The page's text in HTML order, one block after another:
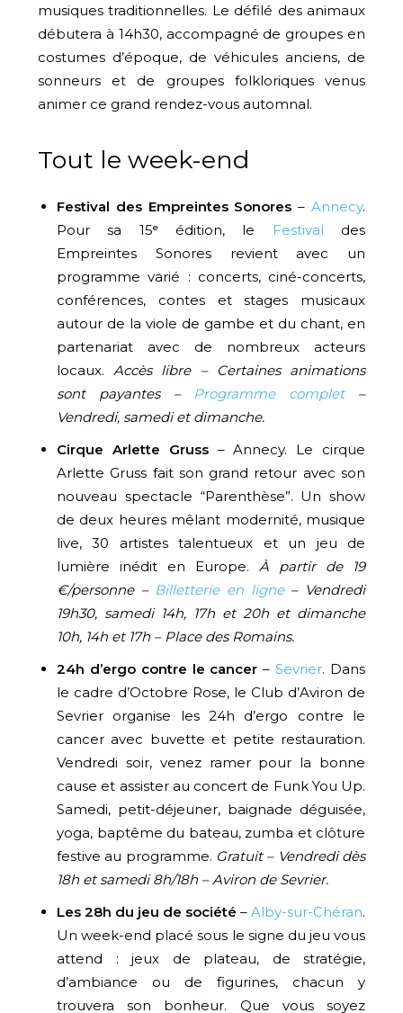
musiques traditionnelles. Le défilé des animaux
débutera à 14h30, accompagné de groupes en
costumes d’époque, de véhicules anciens, de
sonneurs et de groupes folkloriques venus
animer ce grand rendez-vous automnal.
Tout le week-end
Festival des Empreintes Sonores –Annecy.
Pour sa 15ᵉ édition, le
Festival des
Empreintes Sonores revient avec un
programme varié : concerts, ciné-concerts,
conférences, contes et stages musicaux
autour de la viole de gambe et du chant, en
partenariat avec de nombreux acteurs
locaux. Accès libre – Certaines animations
sont payantes – Programme complet–
Vendredi, samedi et dimanche.
Cirque Arlette Gruss– Annecy. Le cirque
Arlette Gruss fait son grand retour avec son
nouveau spectacle “Parenthèse”. Un show
de deux heures mêlant modernité, musique
live, 30 artistes talentueux et un jeu de
lumière inédit en Europe. À partir de 19
€/personne – Billetterie en ligne– Vendredi
19h30, samedi 14h, 17h et 20h et dimanche
10h, 14h et 17h – Place des Romains.
24h d’ergo contre le cancer –Sevrier. Dans
le cadre d’Octobre Rose, le Club d’Aviron de
Sevrier organise les 24h d’ergo contre le
cancer avec buvette et petite restauration.
Vendredi soir, venez ramer pour la bonne
cause et assister au concert de Funk You Up.
Samedi, petit-déjeuner, baignade déguisée,
yoga, baptême du bateau, zumba et clôture
festive au programme. Gratuit – Vendredi dès
18h et samedi 8h/18h – Aviron de Sevrier.
Les 28h du jeu de société – Alby-sur-Chéran.
Un week-end placé sous le signe du jeu vous
attend : jeux de plateau, de stratégie,
d’ambiance ou de figurines, chacun y
trouvera son bonheur. Que vous soyez